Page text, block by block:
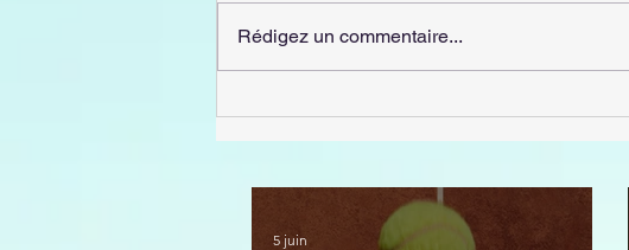
ACTIVITÉS
VACANCES DE LA
Rédigez un commentaire...
5 juin